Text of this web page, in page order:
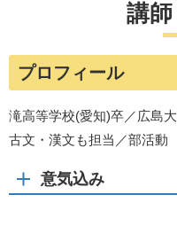
講
プロフィール
滝高等学校(愛知)卒／広島
古文・漢文も担当／部活
意気込み